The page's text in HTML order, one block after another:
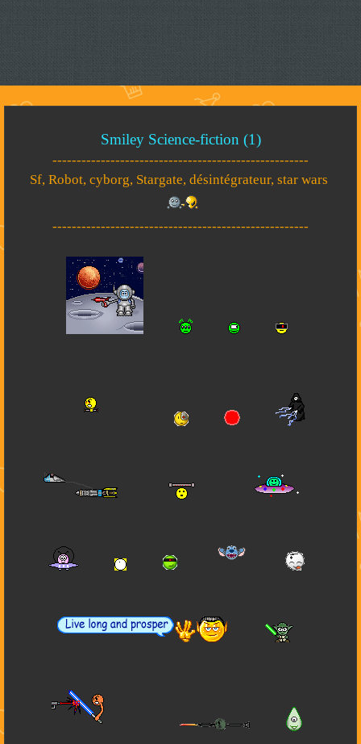
Smiley Science-fiction (1)
-----------------------------------------------------
Sf, Robot, cyborg, Stargate, désintégrateur, star wars
-----------------------------------------------------